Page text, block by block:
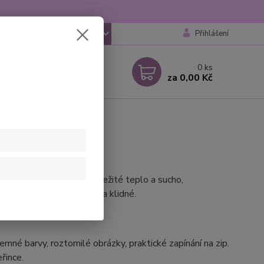
CZK Přihlášení
0 ks
za 0,00 Kč
Pro miminka je důležité teplo a sucho,
bude velmi spokojené a klidné.
barvy, roztomilé obrázky, praktické zapínání na zip.